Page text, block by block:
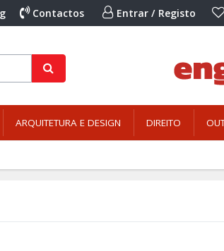
Contactos Entrar / Registo
ARQUITETURA E DESIGN DIREITO